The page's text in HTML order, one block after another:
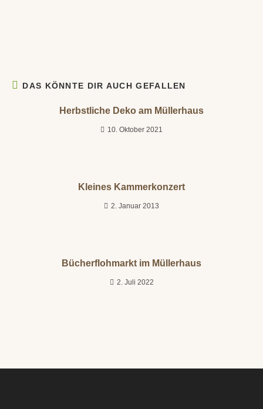
DAS KÖNNTE DIR AUCH GEFALLEN
Herbstliche Deko am Müllerhaus
10. Oktober 2021
Kleines Kammerkonzert
2. Januar 2013
Bücherflohmarkt im Müllerhaus
2. Juli 2022